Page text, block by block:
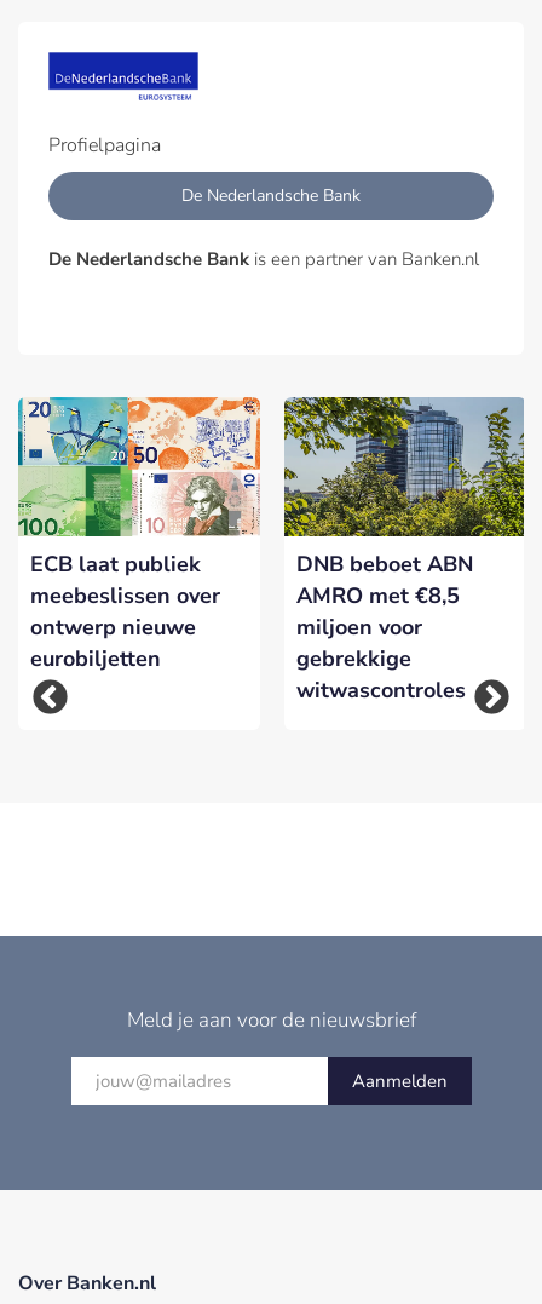
Profielpagina
De Nederlandsche Bank
De Nederlandsche Bank is een partner van Banken.nl
ECB laat publiek
meebeslissen over
ontwerp nieuwe
eurobiljetten
DNB beboet ABN
AMRO met €8,5
miljoen voor
gebrekkige
witwascontroles
Meld je aan voor de nieuwsbrief
Aanmelden
Over Banken.nl